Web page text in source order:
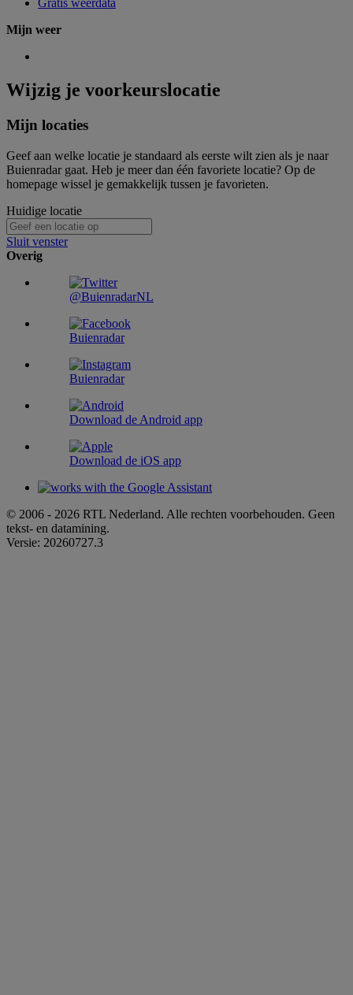
Gratis weerdata
Mijn weer
Wijzig je voorkeurslocatie
Mijn locaties
Geef aan welke locatie je standaard als eerste wilt zien als je naar
Buienradar gaat. Heb je meer dan één favoriete locatie? Op de
homepage wissel je gemakkelijk tussen je favorieten.
Huidige locatie
Sluit venster
Overig
@BuienradarNL
Buienradar
Buienradar
Download de Android app
Download de iOS app
© 2006 - 2026 RTL Nederland. Alle rechten voorbehouden. Geen
tekst- en datamining.
Versie: 20260727.3